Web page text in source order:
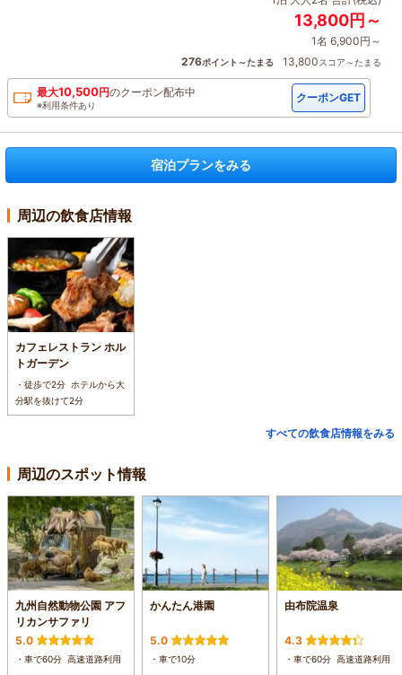
13,800円～
1名 6,900円～
276ポイント～たまる 13,800スコア～たまる
最大10,500円のクーポン配布中
※利用条件あり
クーポンGET
宿泊プランをみる
周辺の飲食店情報
カフェレストラン ホル
トガーデン
・徒歩で2分 ホテルから大
分駅を抜けて2分
すべての飲食店情報をみる
周辺のスポット情報
九州自然動物公園 アフ
リカンサファリ
5.0
・車で60分 高速道路利用
かんたん港園
5.0
・車で10分
由布院温泉
4.3
・車で60分 高速道路利用